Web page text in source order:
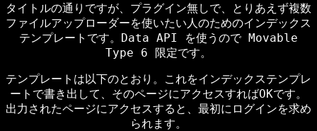
タイトルの通りですが、プラグイン無しで、とりあえず複数
ファイルアップローダーを使いたい人のためのインデックス
テンプレートです。Data API を使うので Movable
Type 6 限定です。
テンプレートは以下のとおり。これをインデックステンプレ
ートで書き出して、そのページにアクセスすればOKです。
出力されたページにアクセスすると、最初にログインを求め
られます。